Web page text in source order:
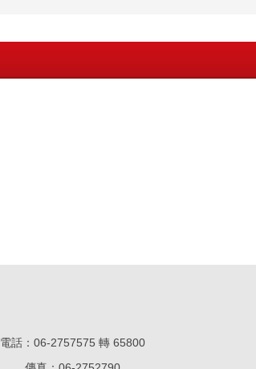
電話：06-2757575 轉 65800